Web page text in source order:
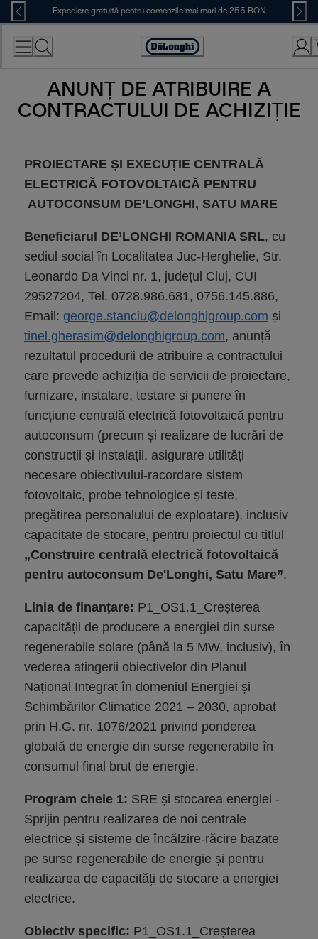
Skip
to
Content
Expediere gratuită pentru comenzile mai mari de 255 RON
Accessibility
ANUNȚ DE ATRIBUIRE A
ANUNȚ DE ATRIBUIRE A
CONTRACTULUI DE ACHIZIȚIE
PROIECTARE ȘI EXECUȚIE CENTRALĂ
ELECTRICĂ FOTOVOLTAICĂ PENTRU
AUTOCONSUM DE’LONGHI, SATU MARE
Beneficiarul DE’LONGHI ROMANIA SRL, cu
sediul social în Localitatea Juc-Herghelie, Str.
Leonardo Da Vinci nr. 1, județul Cluj, CUI
29527204, Tel. 0728.986.681, 0756.145.886,
Email: george.stanciu@delonghigroup.com și
tinel.gherasim@delonghigroup.com, anunță
rezultatul procedurii de atribuire a contractului
care prevede achiziția de servicii de proiectare,
furnizare, instalare, testare și punere în
funcțiune centrală electrică fotovoltaică pentru
autoconsum (precum și realizare de lucrări de
construcții și instalații, asigurare utilități
necesare obiectivului-racordare sistem
fotovoltaic, probe tehnologice și teste,
pregătirea personalului de exploatare), inclusiv
capacitate de stocare, pentru proiectul cu titlul
„Construire centrală electrică fotovoltaică
pentru autoconsum De'Longhi, Satu Mare”.
Linia de finanțare: P1_OS1.1_Creșterea
capacității de producere a energiei din surse
regenerabile solare (până la 5 MW, inclusiv), în
vederea atingerii obiectivelor din Planul
Național Integrat în domeniul Energiei și
Schimbărilor Climatice 2021 – 2030, aprobat
prin H.G. nr. 1076/2021 privind ponderea
globală de energie din surse regenerabile în
consumul final brut de energie.
Program cheie 1: SRE și stocarea energiei -
Sprijin pentru realizarea de noi centrale
electrice și sisteme de încălzire-răcire bazate
pe surse regenerabile de energie și pentru
realizarea de capacități de stocare a energiei
electrice.
Obiectiv specific: P1_OS1.1_Creșterea